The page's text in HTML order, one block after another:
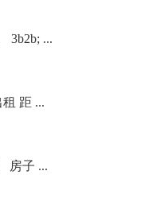
3b2b; ...
租 距 ...
房子 ...